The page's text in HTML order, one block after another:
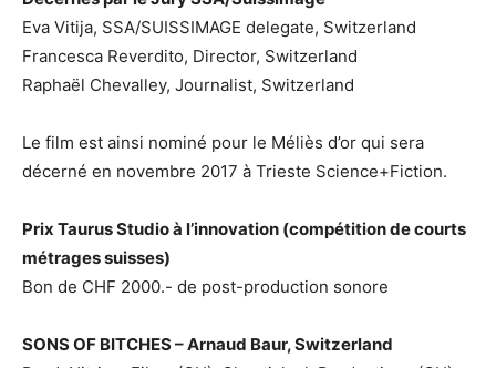
Eva Vitija, SSA/SUISSIMAGE delegate, Switzerland
Francesca Reverdito, Director, Switzerland
Raphaël Chevalley, Journalist, Switzerland
Le film est ainsi nominé pour le Méliès d’or qui sera
décerné en novembre 2017 à Trieste Science+Fiction.
Prix Taurus Studio à l’innovation (compétition de courts
métrages suisses)
Bon de CHF 2000.- de post-production sonore
SONS OF BITCHES– Arnaud Baur, Switzerland